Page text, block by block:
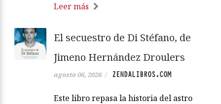
Leer más
El secuestro de Di Stéfano, de
Jimeno Hernández Droulers
agosto 06, 2026 / ZENDALIBROS.COM
Este libro repasa la historia del astro